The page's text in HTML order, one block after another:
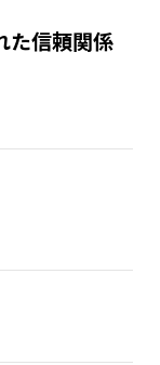
た信頼関係